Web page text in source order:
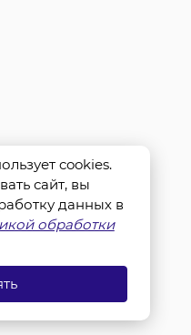
cookies.
сайт, вы
данных в
обработки